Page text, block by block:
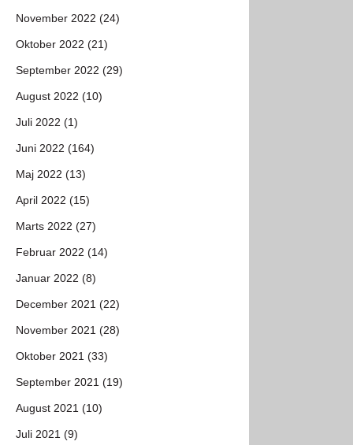
November 2022 (24)
Oktober 2022 (21)
September 2022 (29)
August 2022 (10)
Juli 2022 (1)
Juni 2022 (164)
Maj 2022 (13)
April 2022 (15)
Marts 2022 (27)
Februar 2022 (14)
Januar 2022 (8)
December 2021 (22)
November 2021 (28)
Oktober 2021 (33)
September 2021 (19)
August 2021 (10)
Juli 2021 (9)